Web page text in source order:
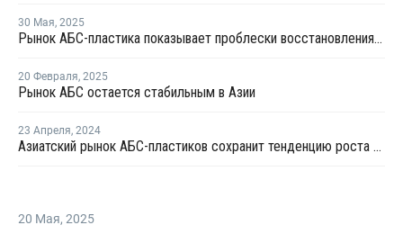
30 Мая, 2025
Рынок АБС-пластика показывает проблески восстановления на фоне избыточного предложения
20 Февраля, 2025
Рынок АБС остается стабильным в Азии
23 Апреля, 2024
Азиатский рынок АБС-пластиков сохранит тенденцию роста цен в апреле
20 Мая, 2025